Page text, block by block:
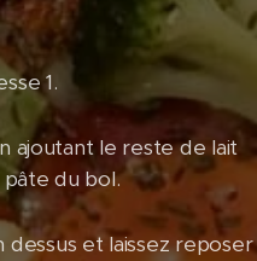
1.
ajoutant le reste de lait
pâte du bol.
et laissez reposer